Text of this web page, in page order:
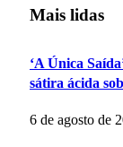
Mais lidas
‘A Única
sátira ácida
6 de agosto de